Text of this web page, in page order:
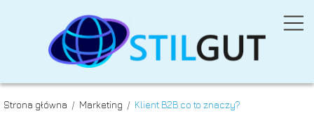
Strona główna / Marketing / Klient B2B co to znaczy?